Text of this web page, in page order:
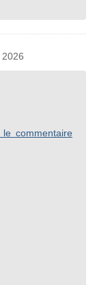
le commentaire